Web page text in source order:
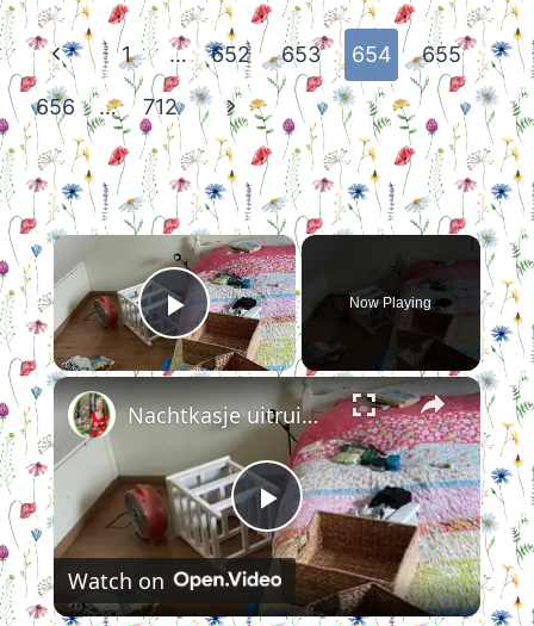
Page
navigation
Previous
Page
1 … 652 653 654 655
656 … 712
Next
Page
×
Play Video
Now Playing
×
Play
Video
Nachtkasje uitruimen en schoonmaken
Watch on